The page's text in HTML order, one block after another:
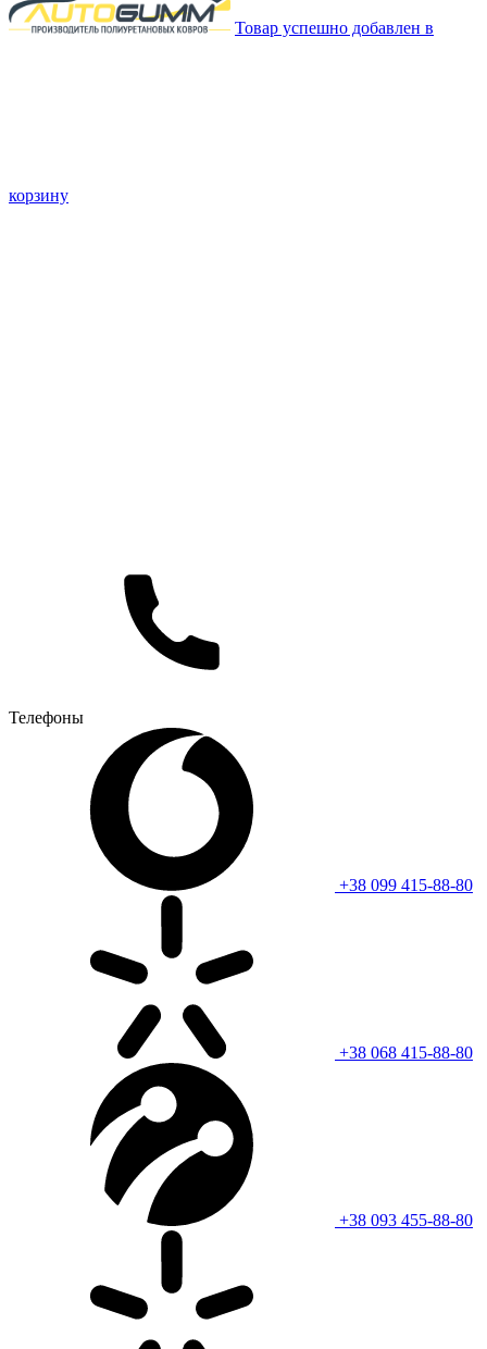
Товар успешно добавлен в
корзину
Телефоны
+38 099 415-88-80
+38 068 415-88-80
+38 093 455-88-80